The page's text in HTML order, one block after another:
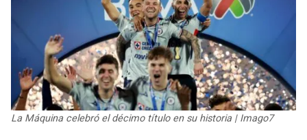
COLTS
JAGUARS
TITANS
MAGIC
WIZARDS
WARRIORS
La Máquina celebró el décimo título en su historia | Imago7